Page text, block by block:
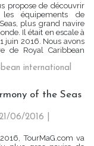
propose de découvrir
équipements de
plus grand navire
Il était en escale à
juin 2016. Nous avons
de Royal Caribbean
international
of the Seas
06/2016
TourMaG.com va